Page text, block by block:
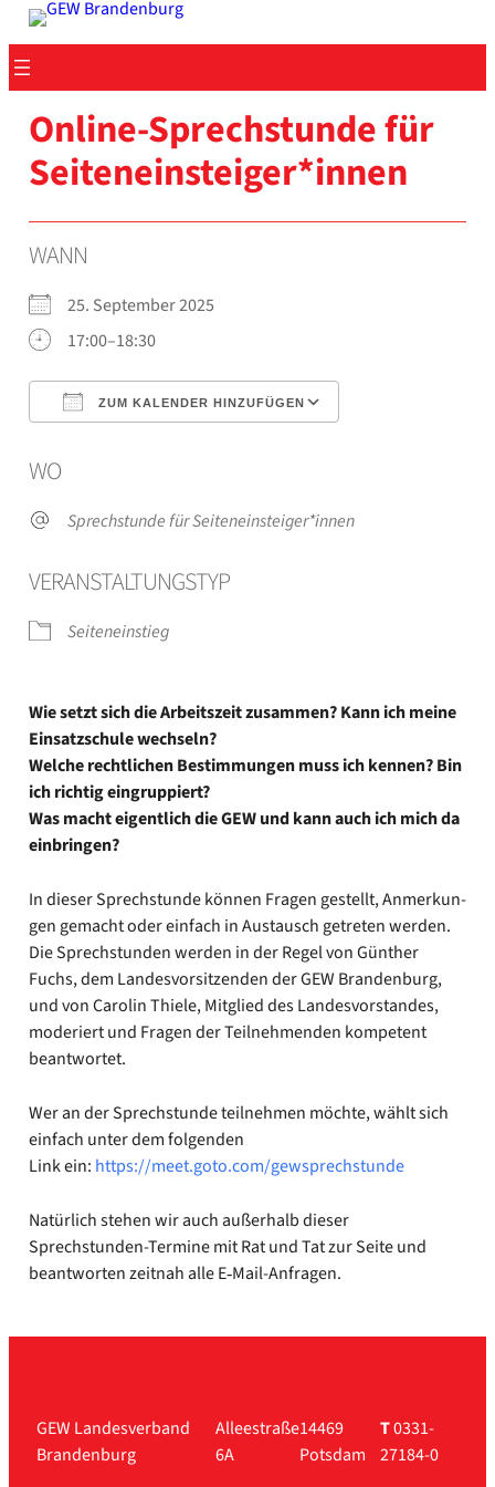
Zum
Inhalt
springen
Online-Sprechstunde für
Seiteneinsteiger*innen
WANN
25. Sep­tem­ber 2025
17:00–18:30
ZUM KALENDER HINZUFÜGEN
WO
Sprech­stun­de für Seiteneinsteiger*innen
VER­AN­STAL­TUNGS­TYP
Sei­ten­ein­stieg
Wie setzt sich die Arbeits­zeit zusam­men? Kann ich mei­ne
Ein­satz­schu­le wech­seln?
Wel­che recht­li­chen Bestim­mun­gen muss ich ken­nen? Bin
ich rich­tig ein­grup­piert?
Was macht eigent­lich die GEW und kann auch ich mich da
ein­brin­gen?
In die­ser Sprech­stun­de kön­nen Fra­gen gestellt, Anmer­kun­
gen gemacht oder ein­fach in Aus­tausch getre­ten wer­den.
Die Sprech­stun­den wer­den in der Regel von Gün­ther
Fuchs, dem Lan­des­vor­sit­zen­den der GEW Bran­den­burg,
und von Caro­lin Thie­le, Mit­glied des Lan­des­vor­stan­des,
mode­riert und Fra­gen der Teil­neh­men­den kom­pe­tent
beant­wor­tet.
Wer an der Sprech­stun­de teil­neh­men möch­te, wählt sich
ein­fach unter dem fol­gen­den
Link ein: https://​meet​.goto​.com/​g​e​w​s​p​r​e​c​h​s​t​u​nde
Natür­lich ste­hen wir auch außer­halb die­ser
Sprechstunden-Termine mit Rat und Tat zur Sei­te und
beant­wor­ten zeit­nah alle E‑Mail-Anfragen.
GEW Landesverband
Brandenburg
Alleestraße
6A
14469
Potsdam
T0331-
27184-0